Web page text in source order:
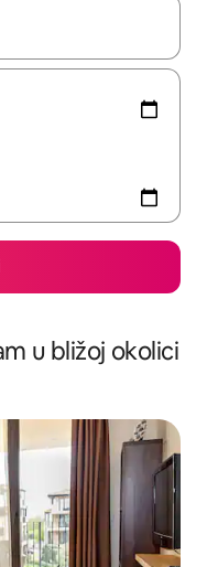
ćete ih pregledati
u bližoj okolici